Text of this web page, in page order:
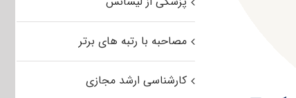
مصاحبه با رتبه های برتر
کارشناسی ارشد مجازی